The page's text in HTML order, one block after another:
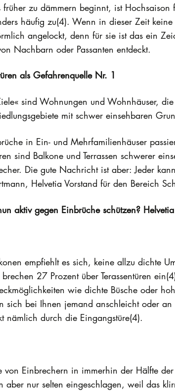
zu dämmern beginnt, ist
häufig zu(4). Wenn in dieser Zeit
angelockt, denn für sie ist das ein
Nachbarn oder Passanten entdeckt.
als Gefahrenquelle Nr. 1
sind Wohnungen und Wohnhäuser,
mit schwer einsehbaren
in Ein- und Mehrfamilienhäuser
sind Balkone und Terrassen schwerer
Die gute Nachricht ist aber: Jeder
Helvetia Vorstand für den Bereich
aktiv gegen Einbrüche schützen?
empfiehlt es sich, keine allzu dichte
27 Prozent über Terassentüren
wie dichte Büsche oder
sich bei Ihnen jemand anschleicht oder
nämlich durch die Eingangstüre(4).
Einbrechern in immerhin der Hälfte
aber nur selten eingeschlagen, weil das